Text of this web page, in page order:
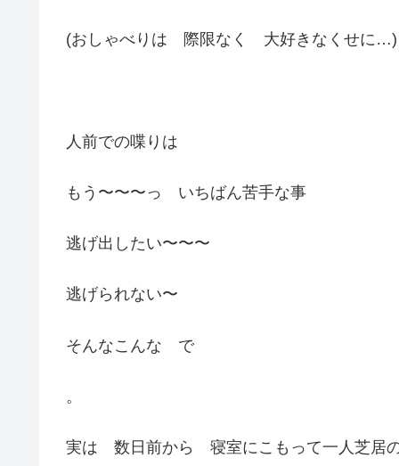
(おしゃべりは 際限なく 大好きなくせに…)
人前での喋りは
もう〜〜〜っ いちばん苦手な事
逃げ出したい〜〜〜
逃げられない〜
そんなこんな で
。
実は 数日前から 寝室にこもって一人芝居